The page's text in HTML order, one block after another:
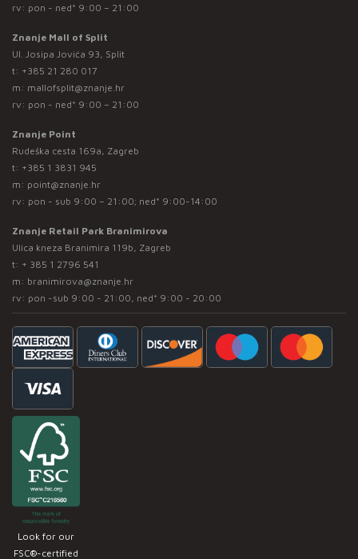
rv: pon - ned* 9:00 – 21:00
Znanje Mall of Split
Ul. Josipa Jovića 93, Split
t: +385 21 280 017
m: mallofsplit@znanje.hr
rv: pon - ned* 9:00 – 21:00
Znanje Point
Rudeška cesta 169a, Zagreb
t: +385 1 3831 945
m: point@znanje.hr
rv: pon - sub 9:00 – 21:00; ned* 9:00-14:00
Znanje Retail Park Branimirova
Ulica kneza Branimira 119b, Zagreb
t: + 385 1 2796 541
m: branimirova@znanje.hr
rv: pon -sub 9:00 - 21:00, ned* 9:00 - 20:00
Look for our
FSC®-certified